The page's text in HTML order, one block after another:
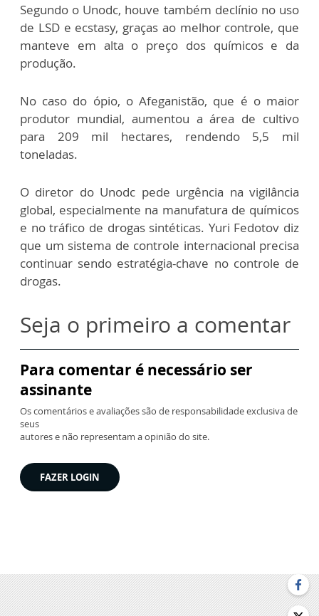
Segundo o Unodc, houve também declínio no uso
de LSD e ecstasy, graças ao melhor controle, que
manteve em alta o preço dos químicos e da
produção.
No caso do ópio, o Afeganistão, que é o maior
produtor mundial, aumentou a área de cultivo
para 209 mil hectares, rendendo 5,5 mil
toneladas.
O diretor do Unodc pede urgência na vigilância
global, especialmente na manufatura de químicos
e no tráfico de drogas sintéticas. Yuri Fedotov diz
que um sistema de controle internacional precisa
continuar sendo estratégia-chave no controle de
drogas.
Seja o primeiro a comentar
Para comentar é necessário ser
assinante
Os comentários e avaliações são de responsabilidade exclusiva de
seus
autores e não representam a opinião do site.
FAZER LOGIN